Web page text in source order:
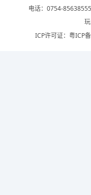
电话：0754-
ICP许可证： 粤ICP